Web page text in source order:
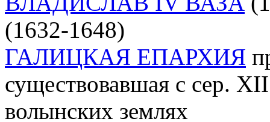
(1632-1648)
ГАЛИЦКАЯ ЕПАРХИЯ
существовавшая с сер.
волынских землях